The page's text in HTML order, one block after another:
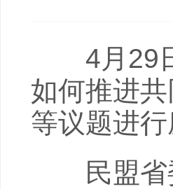
4月29日
如何推进
等议题进行
民盟省委